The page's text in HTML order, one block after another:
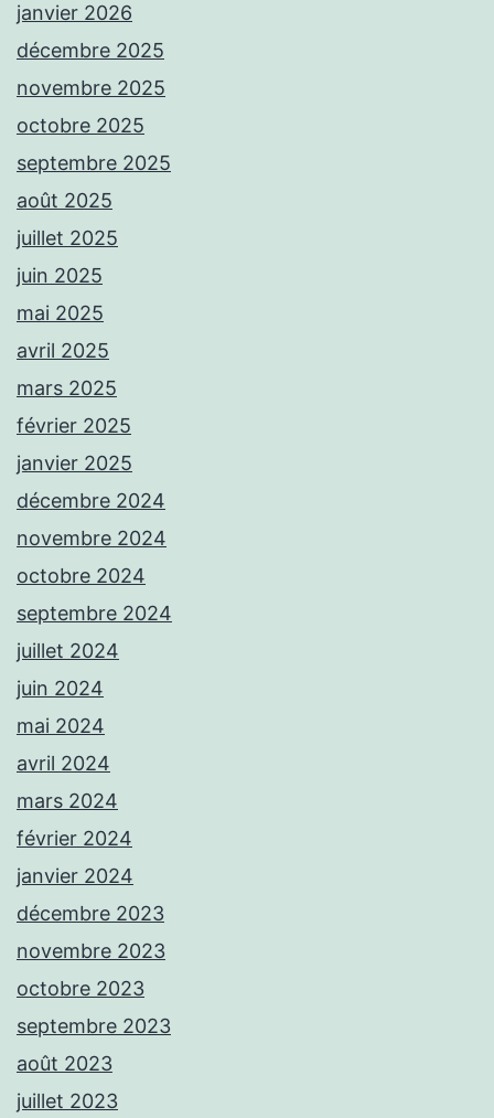
janvier 2026
décembre 2025
novembre 2025
octobre 2025
septembre 2025
août 2025
juillet 2025
juin 2025
mai 2025
avril 2025
mars 2025
février 2025
janvier 2025
décembre 2024
novembre 2024
octobre 2024
septembre 2024
juillet 2024
juin 2024
mai 2024
avril 2024
mars 2024
février 2024
janvier 2024
décembre 2023
novembre 2023
octobre 2023
septembre 2023
août 2023
juillet 2023